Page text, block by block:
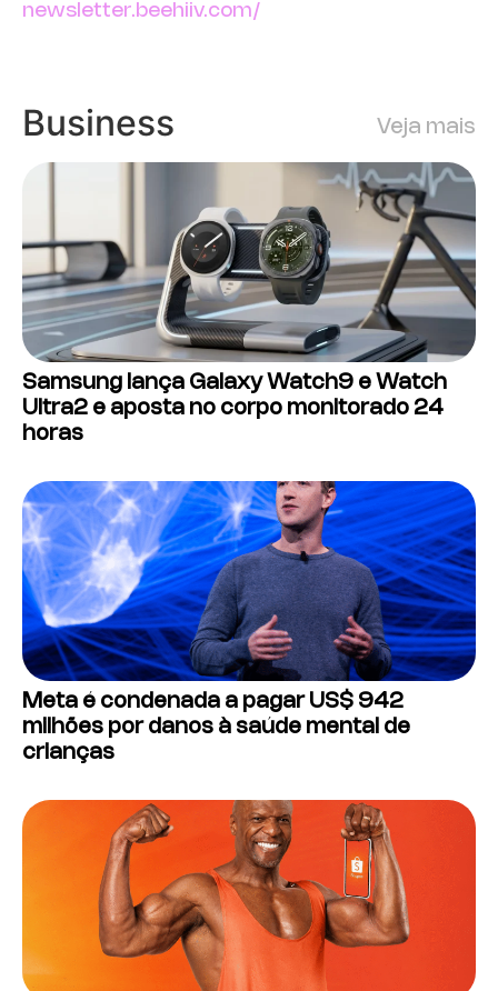
newsletter.beehiiv.com/
Business Veja mais
Samsung lança Galaxy Watch9 e Watch
Ultra2 e aposta no corpo monitorado 24
horas
Meta é condenada a pagar US$ 942
milhões por danos à saúde mental de
crianças